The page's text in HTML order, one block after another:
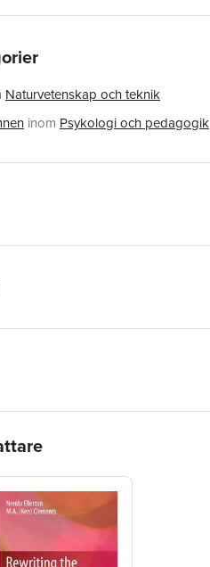
Naturvetenskap och teknik
inom Psykologi och pedagogik